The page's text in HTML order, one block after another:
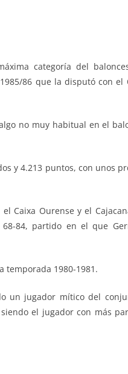
categoría del
86 que la disputó con el
no muy habitual en el
y 4.213 puntos, con unos
el Caixa Ourense y el
84, partido en el que
temporada 1980-1981.
un jugador mítico del
el jugador con más